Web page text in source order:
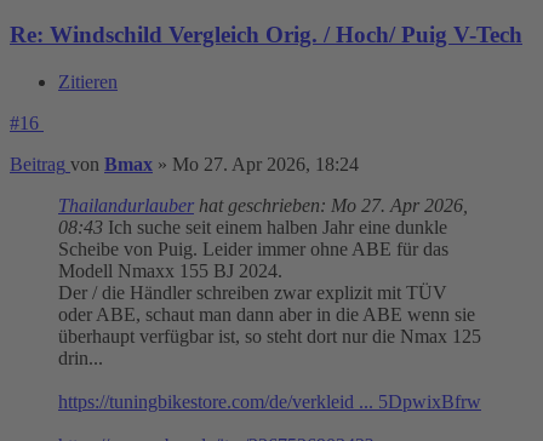
Re: Windschild Vergleich Orig. / Hoch/ Puig V-Tech
Zitieren
#16
Beitrag von Bmax » Mo 27. Apr 2026, 18:24
Thailandurlauber hat geschrieben: Mo 27. Apr 2026,
08:43 Ich suche seit einem halben Jahr eine dunkle
Scheibe von Puig. Leider immer ohne ABE für das
Modell Nmaxx 155 BJ 2024.
Der / die Händler schreiben zwar explizit mit TÜV
oder ABE, schaut man dann aber in die ABE wenn sie
überhaupt verfügbar ist, so steht dort nur die Nmax 125
drin...
https://tuningbikestore.com/de/verkleid ... 5DpwixBfrw